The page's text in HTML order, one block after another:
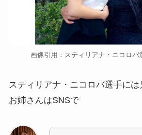
画像引用：スティリアナ・ニコロバ
スティリアナ・ニコロバ選手には
お姉さんはSNSで